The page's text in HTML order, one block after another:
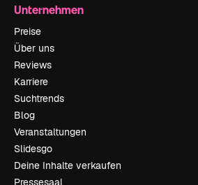
Unternehmen
Preise
Über uns
Reviews
Karriere
Suchtrends
Blog
Veranstaltungen
Slidesgo
Deine Inhalte verkaufen
Pressesaal